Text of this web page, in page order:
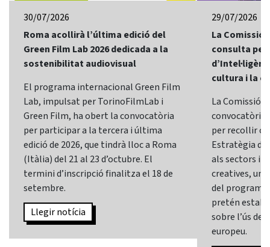
30/07/2026
Roma acollirà l’última edició del
Green Film Lab 2026 dedicada a la
sostenibilitat audiovisual
El programa internacional Green Film
Lab, impulsat per TorinoFilmLab i
Green Film, ha obert la convocatòria
per participar a la tercera i última
edició de 2026, que tindrà lloc a Roma
(Itàlia) del 21 al 23 d’octubre. El
termini d’inscripció finalitza el 18 de
setembre.
Llegir notícia
29/07/2026
La Comissió
consulta
cultura i la
La Comissió
convocatòria
per recollir
Estratègia
als sectors i
creatives,
del programa
pretén
sobre l’ús de
europeu.